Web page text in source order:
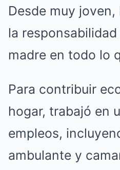
Desde muy
la
madre en todo lo
Para contribuir
hogar, trabajó en
empleos,
ambulante y